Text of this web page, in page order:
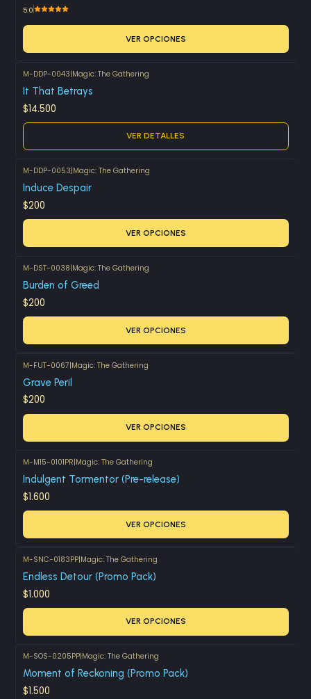
5.0
VER OPCIONES
Agotado
M-DDP-0043|Magic: The Gathering
It That Betrays
$14.500
VER DETALLES
M-DDP-0053|Magic: The Gathering
Induce Despair
$200
VER OPCIONES
M-DST-0038|Magic: The Gathering
Burden of Greed
$200
VER OPCIONES
M-FUT-0067|Magic: The Gathering
Grave Peril
$200
VER OPCIONES
M-M15-0101PR|Magic: The Gathering
Indulgent Tormentor (Pre-release)
$1.600
VER OPCIONES
M-SNC-0183PP|Magic: The Gathering
Endless Detour (Promo Pack)
$1.000
VER OPCIONES
M-SOS-0205PP|Magic: The Gathering
Moment of Reckoning (Promo Pack)
$1.500